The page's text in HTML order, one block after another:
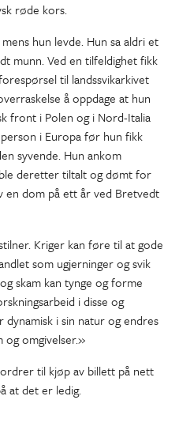
røde kors.
hun levde. Hun sa aldri et
munn. Ved en tilfeldighet fikk
til landssvikarkivet
å oppdage at hun
front i Polen og i Nord-Italia
i Europa før hun fikk
syvende. Hun ankom
ble deretter tiltalt og dømt for
en dom på ett år ved Bretvedt
Kriger kan føre til at gode
som ugjerninger og svik
skam kan tynge og forme
i disse og
i sin natur og endres
og omgivelser.»
til kjøp av billett på nett
at det er ledig.